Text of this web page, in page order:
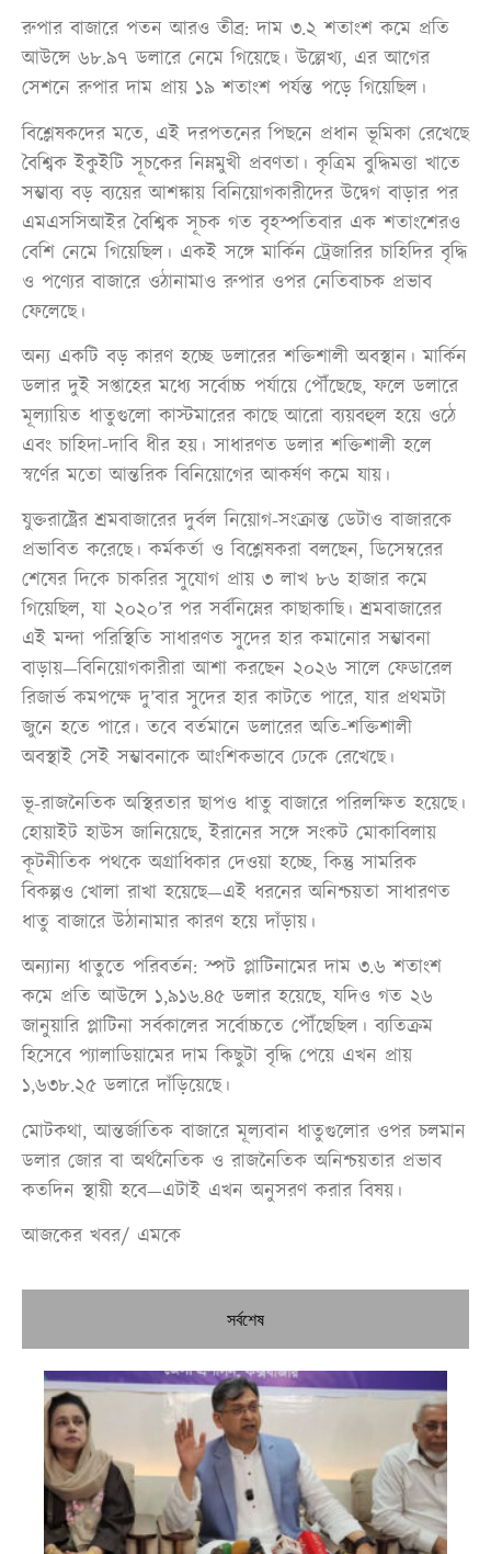
রুপার বাজারে পতন আরও তীব্র: দাম ৩.২ শতাংশ কমে প্রতি
আউন্সে ৬৮.৯৭ ডলারে নেমে গিয়েছে। উল্লেখ্য, এর আগের
সেশনে রুপার দাম প্রায় ১৯ শতাংশ পর্যন্ত পড়ে গিয়েছিল।
বিশ্লেষকদের মতে, এই দরপতনের পিছনে প্রধান ভূমিকা রেখেছে
বৈশ্বিক ইকুইটি সূচকের নিম্নমুখী প্রবণতা। কৃত্রিম বুদ্ধিমত্তা খাতে
সম্ভাব্য বড় ব্যয়ের আশঙ্কায় বিনিয়োগকারীদের উদ্বেগ বাড়ার পর
এমএসসিআইর বৈশ্বিক সূচক গত বৃহস্পতিবার এক শতাংশেরও
বেশি নেমে গিয়েছিল। একই সঙ্গে মার্কিন ট্রেজারির চাহিদির বৃদ্ধি
ও পণ্যের বাজারে ওঠানামাও রুপার ওপর নেতিবাচক প্রভাব
ফেলেছে।
অন্য একটি বড় কারণ হচ্ছে ডলারের শক্তিশালী অবস্থান। মার্কিন
ডলার দুই সপ্তাহের মধ্যে সর্বোচ্চ পর্যায়ে পৌঁছেছে, ফলে ডলারে
মূল্যায়িত ধাতুগুলো কাস্টমারের কাছে আরো ব্যয়বহুল হয়ে ওঠে
এবং চাহিদা-দাবি ধীর হয়। সাধারণত ডলার শক্তিশালী হলে
স্বর্ণের মতো আন্তরিক বিনিয়োগের আকর্ষণ কমে যায়।
যুক্তরাষ্ট্রের শ্রমবাজারের দুর্বল নিয়োগ-সংক্রান্ত ডেটাও বাজারকে
প্রভাবিত করেছে। কর্মকর্তা ও বিশ্লেষকরা বলছেন, ডিসেম্বরের
শেষের দিকে চাকরির সুযোগ প্রায় ৩ লাখ ৮৬ হাজার কমে
গিয়েছিল, যা ২০২০’র পর সর্বনিম্নের কাছাকাছি। শ্রমবাজারের
এই মন্দা পরিস্থিতি সাধারণত সুদের হার কমানোর সম্ভাবনা
বাড়ায়—বিনিয়োগকারীরা আশা করছেন ২০২৬ সালে ফেডারেল
রিজার্ভ কমপক্ষে দু’বার সুদের হার কাটতে পারে, যার প্রথমটা
জুনে হতে পারে। তবে বর্তমানে ডলারের অতি-শক্তিশালী
অবস্থাই সেই সম্ভাবনাকে আংশিকভাবে ঢেকে রেখেছে।
ভূ-রাজনৈতিক অস্থিরতার ছাপও ধাতু বাজারে পরিলক্ষিত হয়েছে।
হোয়াইট হাউস জানিয়েছে, ইরানের সঙ্গে সংকট মোকাবিলায়
কূটনীতিক পথকে অগ্রাধিকার দেওয়া হচ্ছে, কিন্তু সামরিক
বিকল্পও খোলা রাখা হয়েছে—এই ধরনের অনিশ্চয়তা সাধারণত
ধাতু বাজারে উঠানামার কারণ হয়ে দাঁড়ায়।
অন্যান্য ধাতুতে পরিবর্তন: স্পট প্লাটিনামের দাম ৩.৬ শতাংশ
কমে প্রতি আউন্সে ১,৯১৬.৪৫ ডলার হয়েছে, যদিও গত ২৬
জানুয়ারি প্লাটিনা সর্বকালের সর্বোচ্চতে পৌঁছেছিল। ব্যতিক্রম
হিসেবে প্যালাডিয়ামের দাম কিছুটা বৃদ্ধি পেয়ে এখন প্রায়
১,৬৩৮.২৫ ডলারে দাঁড়িয়েছে।
মোটকথা, আন্তর্জাতিক বাজারে মূল্যবান ধাতুগুলোর ওপর চলমান
ডলার জোর বা অর্থনৈতিক ও রাজনৈতিক অনিশ্চয়তার প্রভাব
কতদিন স্থায়ী হবে—এটাই এখন অনুসরণ করার বিষয়।
আজকের খবর/ এমকে
সর্বশেষ